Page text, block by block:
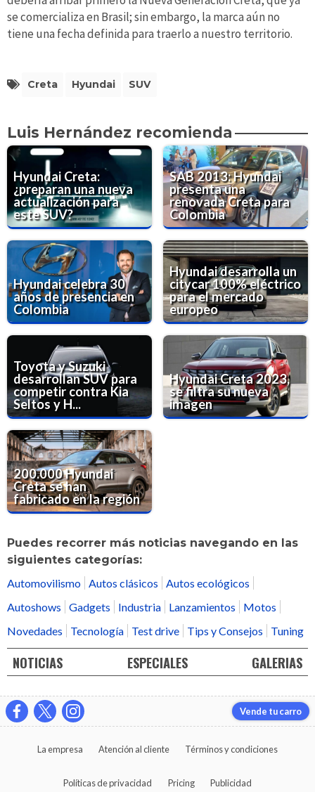
se comercializa en Brasil; sin embargo, la marca aún no
tiene una fecha definida para traerlo a nuestro territorio.
Creta Hyundai SUV
Luis Hernández recomienda
Hyundai Creta:
¿preparan una nueva
actualización para
este SUV?
SAB 2013: Hyundai
presenta una
renovada Creta para
Colombia
Hyundai celebra 30
años de presencia en
Colombia
Hyundai desarrolla un
citycar 100% eléctrico
para el mercado
europeo
Toyota y Suzuki
desarrollan SUV para
competir contra Kia
Seltos y H...
Hyundai Creta 2023,
se filtra su nueva
imagen
200.000 Hyundai
Creta se han
fabricado en la región
Puedes recorrer más noticias navegando en las
siguientes categorías:
Automovilismo Autos clásicos
Autos ecológicos
Autoshows
Gadgets Industria Lanzamientos
Motos
Novedades
Tecnología Test drive Tips y Consejos Tuning
NOTICIAS ESPECIALES GALERIAS
Vende tu carro
La empresa Atención al cliente Términos y condiciones
Políticas de privacidad Pricing Publicidad